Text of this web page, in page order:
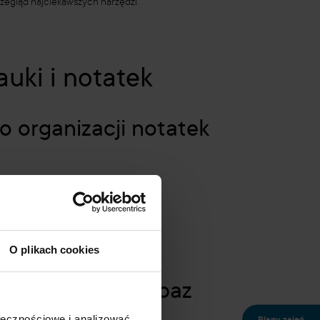
O plikach cookies
najciekawszych narzędzi.
i notatek
organizacji notatek
zdecydowanie
podręcznych baz